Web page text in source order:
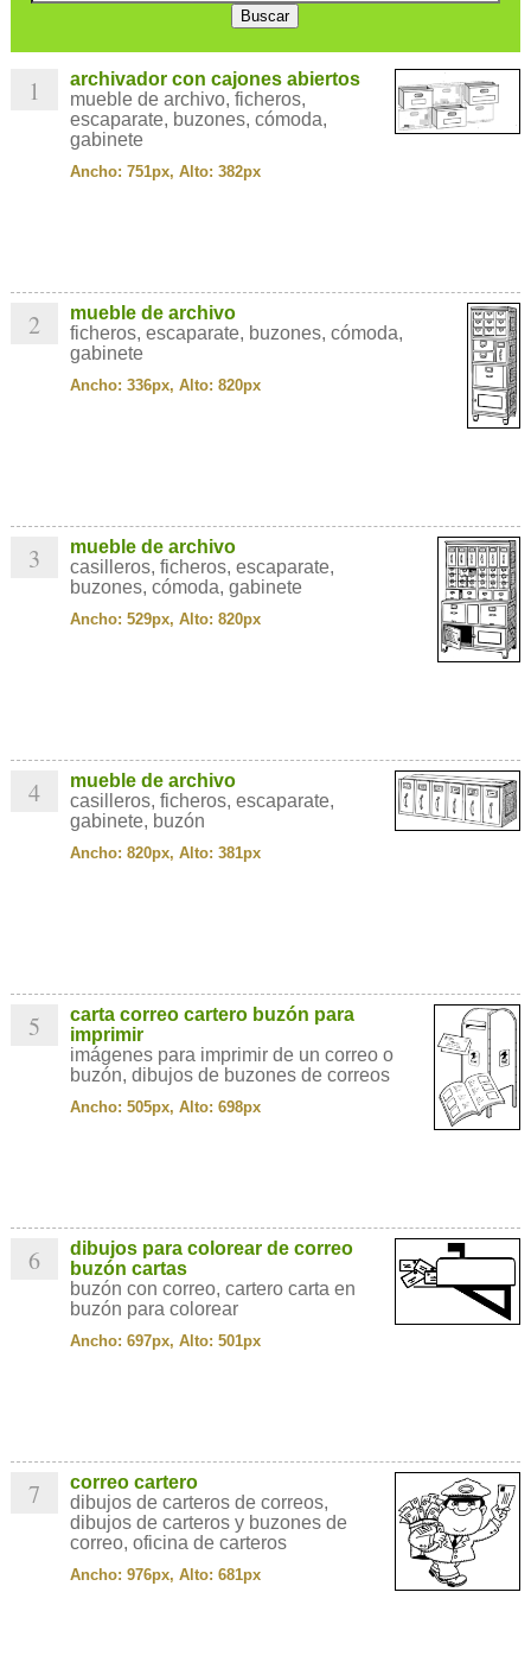
1
archivador con cajones abiertos
mueble de archivo, ficheros,
escaparate, buzones, cómoda,
gabinete
Ancho: 751px, Alto: 382px
2
mueble de archivo
ficheros, escaparate, buzones, cómoda,
gabinete
Ancho: 336px, Alto: 820px
3
mueble de archivo
casilleros, ficheros, escaparate,
buzones, cómoda, gabinete
Ancho: 529px, Alto: 820px
4
mueble de archivo
casilleros, ficheros, escaparate,
gabinete, buzón
Ancho: 820px, Alto: 381px
5
carta correo cartero buzón para
imprimir
imágenes para imprimir de un correo o
buzón, dibujos de buzones de correos
Ancho: 505px, Alto: 698px
6
dibujos para colorear de correo
buzón cartas
buzón con correo, cartero carta en
buzón para colorear
Ancho: 697px, Alto: 501px
7
correo cartero
dibujos de carteros de correos,
dibujos de carteros y buzones de
correo, oficina de carteros
Ancho: 976px, Alto: 681px